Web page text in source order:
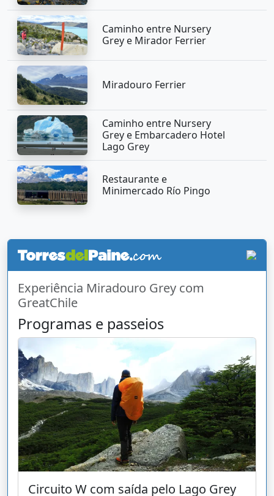
Caminho entre Nursery
Grey e Mirador Ferrier
Miradouro Ferrier
Caminho entre Nursery
Grey e Embarcadero Hotel
Lago Grey
Restaurante e
Minimercado Río Pingo
Experiência Miradouro Grey com
GreatChile
Programas e passeios
Circuito W com saída pelo Lago Grey